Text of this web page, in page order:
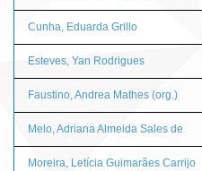
Cunha, Eduarda Grillo
Esteves, Yan Rodrigues
Faustino, Andrea Mathes (org.)
Melo, Adriana Almeida Sales de
Moreira, Letícia Guimarães Carrijo